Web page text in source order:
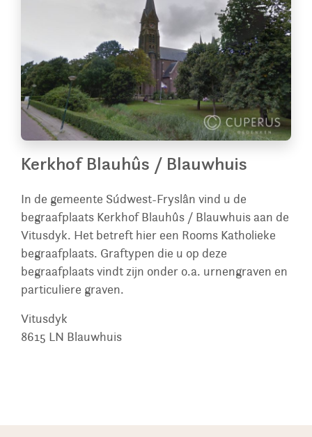
Kerkhof Blauhûs / Blauwhuis
In de gemeente Súdwest-Fryslân vind u de
begraafplaats Kerkhof Blauhûs / Blauwhuis aan de
Vitusdyk. Het betreft hier een Rooms Katholieke
begraafplaats. Graftypen die u op deze
begraafplaats vindt zijn onder o.a. urnengraven en
particuliere graven.
Vitusdyk
8615 LN Blauwhuis